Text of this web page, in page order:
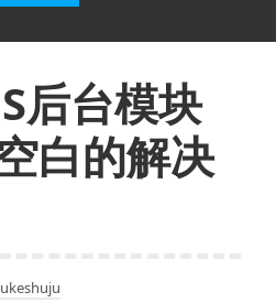
后台模块
白的解决